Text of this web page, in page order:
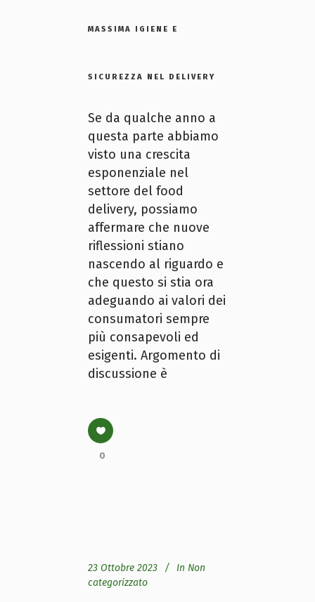
MASSIMA IGIENE E
SICUREZZA NEL DELIVERY
Se da qualche anno a
questa parte abbiamo
visto una crescita
esponenziale nel
settore del food
delivery, possiamo
affermare che nuove
riflessioni stiano
nascendo al riguardo e
che questo si stia ora
adeguando ai valori dei
consumatori sempre
più consapevoli ed
esigenti. Argomento di
discussione è
0
23 Ottobre 2023 In Non
categorizzato